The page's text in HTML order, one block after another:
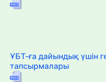
ҰБТ-ға дайындық үшін
тапсырмалары